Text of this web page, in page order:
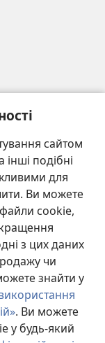
сайтом
подібні
для
Ви можете
cookie,
з цих даних
чи
знайти у
. Ви можете
у будь-який
башта»™
of Pennsylvania.